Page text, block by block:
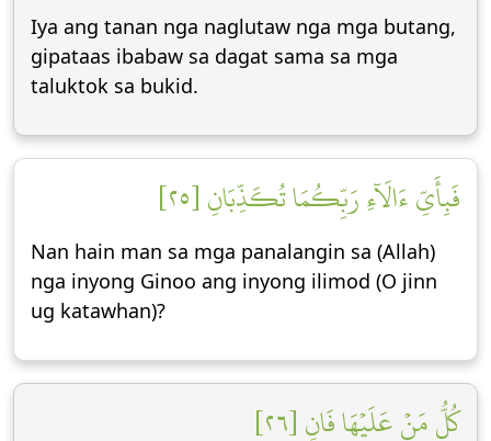
Iya ang tanan nga naglutaw nga mga butang,
gipataas ibabaw sa dagat sama sa mga
taluktok sa bukid.
فَبِأَيِّ ءَالَآءِ رَبِّكُمَا تُكَذِّبَانِ [٢٥]
Nan hain man sa mga panalangin sa (Allah)
nga inyong Ginoo ang inyong ilimod (O jinn
ug katawhan)?
كُلُّ مَنۡ عَلَيۡهَا فَانٖ [٢٦]